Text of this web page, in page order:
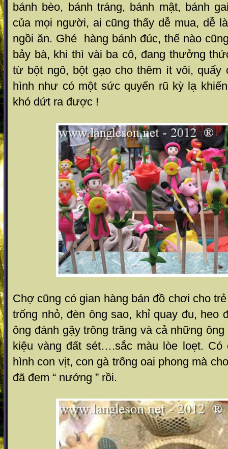
bánh bèo, bánh tráng, bánh mật, bánh
của mọi người, ai cũng thấy dễ mua, dễ
ngồi ăn. Ghé hàng bánh đúc, thế nào
bảy bà, khi thì vài ba cô, đang thưởng
từ bột ngô, bột gạo cho thêm ít vôi, quấy
hình như có một sức quyến rũ kỳ lạ
khó dứt ra được !
Chợ cũng có gian hàng bán đồ chơi cho
trống nhỏ, đèn ông sao, khỉ quay đu, heo
ông đánh gậy trông trăng và cả những
kiệu vàng đất sét….sắc màu lòe loẹt. Có
hình con vịt, con gà trống oai phong mà
đã đem “ nướng ” rồi.